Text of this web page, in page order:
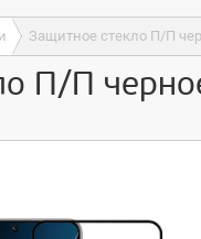
Защитное стекло П/П
П/П